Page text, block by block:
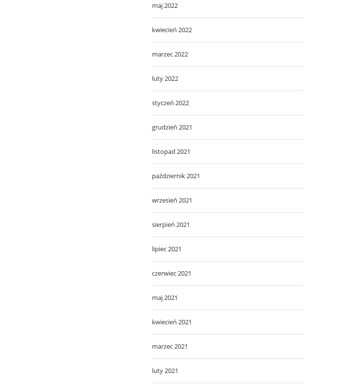
maj 2022
kwiecień 2022
marzec 2022
luty 2022
styczeń 2022
grudzień 2021
listopad 2021
październik 2021
wrzesień 2021
sierpień 2021
lipiec 2021
czerwiec 2021
maj 2021
kwiecień 2021
marzec 2021
luty 2021